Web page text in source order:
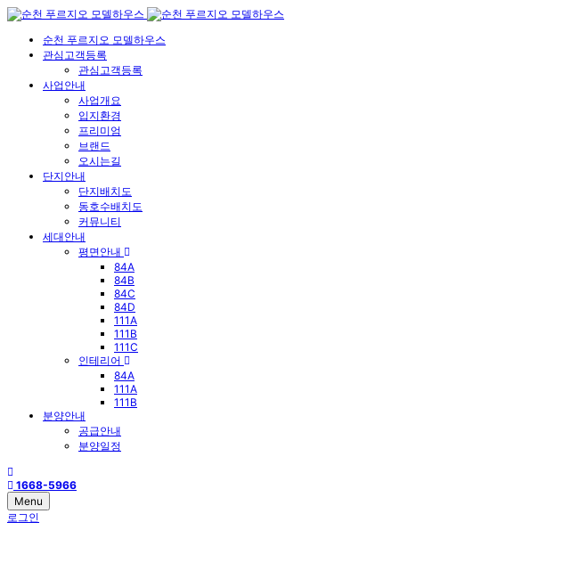
순천 푸르지오 모델하우스
관심고객등록
관심고객등록
사업안내
사업개요
입지환경
프리미엄
브랜드
오시는길
단지안내
단지배치도
동호수배치도
커뮤니티
세대안내
평면안내
84A
84B
84C
84D
111A
111B
111C
인테리어
84A
111A
111B
분양안내
공급안내
분양일정
1668-5966
Menu
로그인